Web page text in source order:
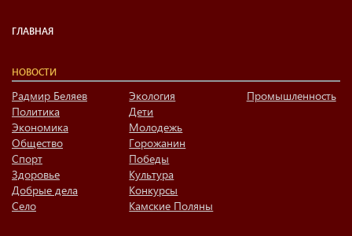
ГЛАВНАЯ
НОВОСТИ
Радмир Беляев
Политика
Экономика
Общество
Спорт
Здоровье
Добрые дела
Село
Экология
Дети
Молодежь
Горожанин
Победы
Культура
Конкурсы
Камские Поляны
Промышленность